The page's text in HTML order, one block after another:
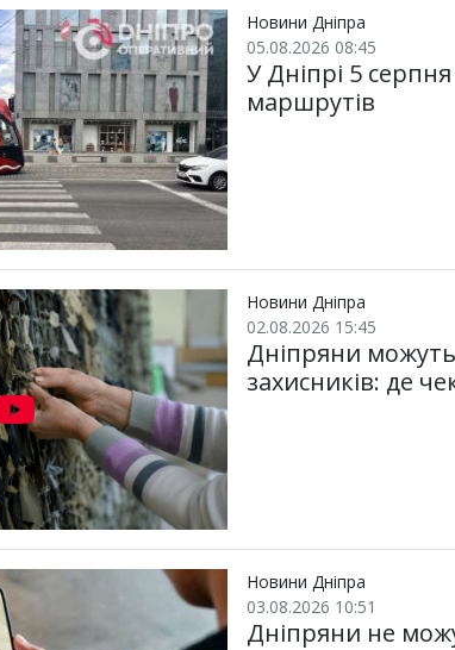
и k
Новини Дніпра
05.08.2026 08:45
У Дніпрі 5
маршрутів
Новини Дніпра
02.08.2026 15:45
Дніпряни можуть
захисників: де
Новини Дніпра
03.08.2026 10:51
Дніпряни не